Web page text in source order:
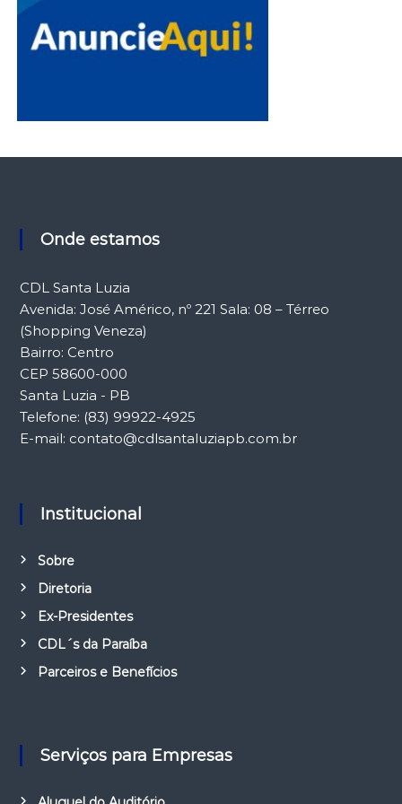
Onde estamos
CDL Santa Luzia
Avenida: José Américo, nº 221 Sala: 08 – Térreo
(Shopping Veneza)
Bairro: Centro
CEP 58600-000
Santa Luzia - PB
Telefone: (83) 99922-4925
E-mail: contato@cdlsantaluziapb.com.br
Institucional
Sobre
Diretoria
Ex-Presidentes
CDL´s da Paraíba
Parceiros e Benefícios
Serviços para Empresas